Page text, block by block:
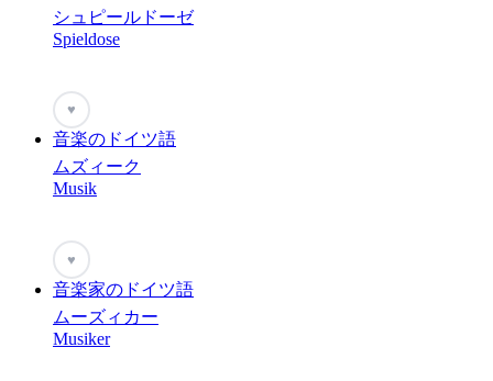
シュピールドーゼ
Spieldose
♥
音楽のドイツ語
ムズィーク
Musik
♥
音楽家のドイツ語
ムーズィカー
Musiker